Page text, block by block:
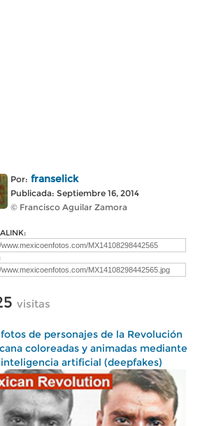
Por: franselick
Publicada: Septiembre 16, 2014
© Francisco Aguilar Zamora
visitas
de personajes de la Revolución
coloreadas y animadas mediante
inteligencia artificial (deepfakes)